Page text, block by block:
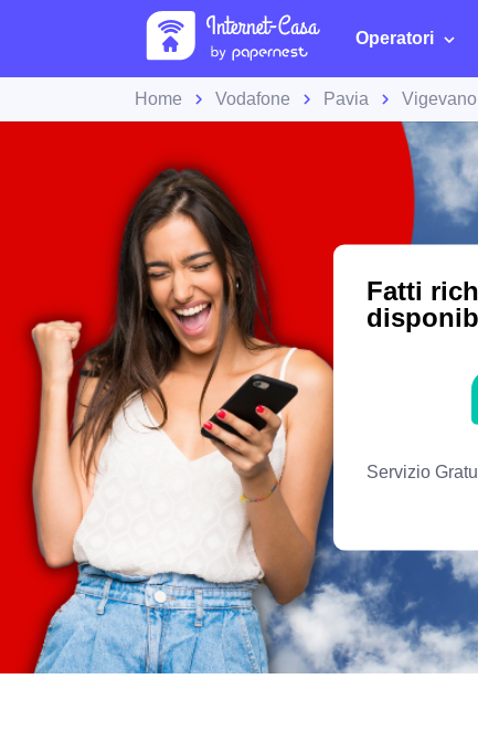
Operatori
Home Vodafone Pavia Vigevano